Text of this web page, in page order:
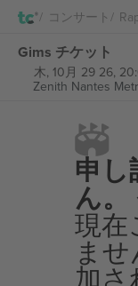
コンサート
Gims チケット
木, 10月 29 26,
Zenith Nantes
申
ん。
現在
ま
加さ